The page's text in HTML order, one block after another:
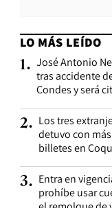
LO MÁS LEÍDO
1. José Antonio
tras accidente
Condes y será
2. Los tres
detuvo con
billetes en
3. Entra en
prohíbe usar